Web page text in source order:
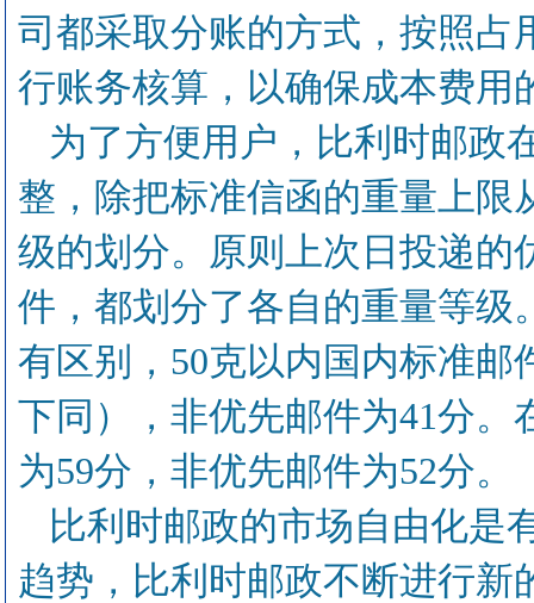
司都采取分账的方式，按照占
行账务核算，以确保成本费用
为了方便用户，比利时邮政
整，除把标准信函的重量上限
级的划分。原则上次日投递的
件，都划分了各自的重量等级
有区别，50克以内国内标准邮
下同），非优先邮件为41分
为59分，非优先邮件为52分。
比利时邮政的市场自由化是
趋势，比利时邮政不断进行